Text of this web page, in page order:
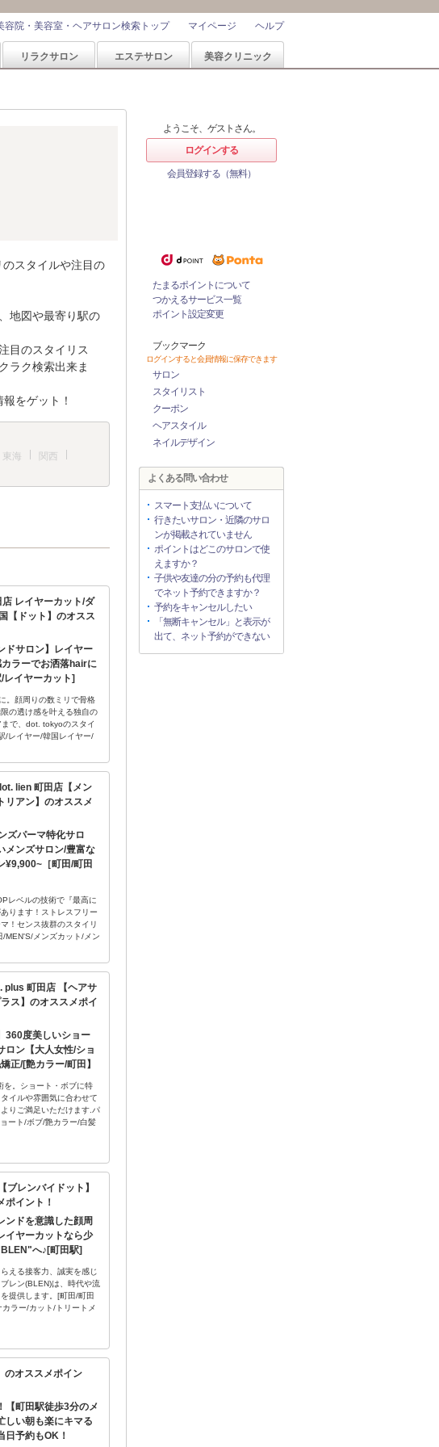
ヘルプ
マイページ
容院・美容室・ヘアサロン検索トップ
リラクサロン エステサロン 美容クリニック
のスタイルや注目の
地図や最寄り駅の
目のスタイリス
ラク検索出来ま
をゲット！
東海
関西
レイヤーカット/ダ
【ドット】のオスス
ドサロン】レイヤー
ラーでお洒落hairに
イヤーカット]
。顔周りの数ミリで骨格
の透け感を叶える独自の
で、dot. tokyoのスタイ
/レイヤー/韓国レイヤー/
lien 町田店【メン
リアン】のオススメ
ズパーマ特化サロ
メンズサロン/豊富な
¥9,900~［町田/町田
レベルの技術で『最高に
ります！ストレスフリー
！センス抜群のスタイリ
/MEN'S/メンズカット/メン
plus 町田店 【ヘアサ
ス】のオススメポイ
360度美しいショー
ロン【大人女性/ショ
正/[艶カラー/町田】
を。ショート・ボブに特
イルや雰囲気に合わせて
りご満足いただけます.パ
ート/ボブ/艶カラー/白髪
ブレンバイドット】
ポイント！
ドを意識した顔周
イヤーカットなら少
へ♪[町田駅]
える接客力、誠実を感じ
レン(BLEN)は、時代や流
提供します。[町田/町田
ラー/カット/トリートメ
のオススメポイン
【町田駅徒歩3分のメ
しい朝も楽にキマる
予約もOK！
ようこそ、ゲストさん。
ログインする
会員登録する（無料）
たまるポイントについて
つかえるサービス一覧
ポイント設定変更
ブックマーク
ログインすると会員情報に保存できます
サロン
スタイリスト
クーポン
ヘアスタイル
ネイルデザイン
よくある問い合わせ
スマート支払いについて
行きたいサロン・近隣のサロ
ンが掲載されていません
ポイントはどこのサロンで使
えますか？
子供や友達の分の予約も代理
でネット予約できますか？
予約をキャンセルしたい
「無断キャンセル」と表示が
出て、ネット予約ができない